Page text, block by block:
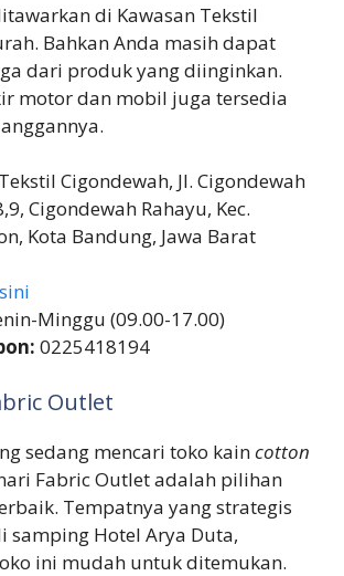
di Kawasan Tekstil
Bahkan Anda masih dapat
dari produk yang diinginkan.
motor dan mobil juga tersedia
Cigondewah, Jl. Cigondewah
Cigondewah Rahayu, Kec.
Kota Bandung, Jawa Barat
Minggu (09.00-17.00)
0225418194
Outlet
sedang mencari toko kaincotton
Fabric Outlet adalah pilihan
Tempatnya yang strategis
samping Hotel Arya Duta,
ini mudah untuk ditemukan.